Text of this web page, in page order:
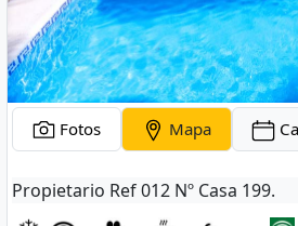
Fotos Mapa
Propietario Ref 012 Nº Casa 199.